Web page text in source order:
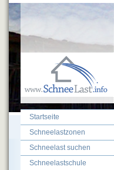
Startseite
Schneelastzonen
Schneelast suchen
Schneelastschule